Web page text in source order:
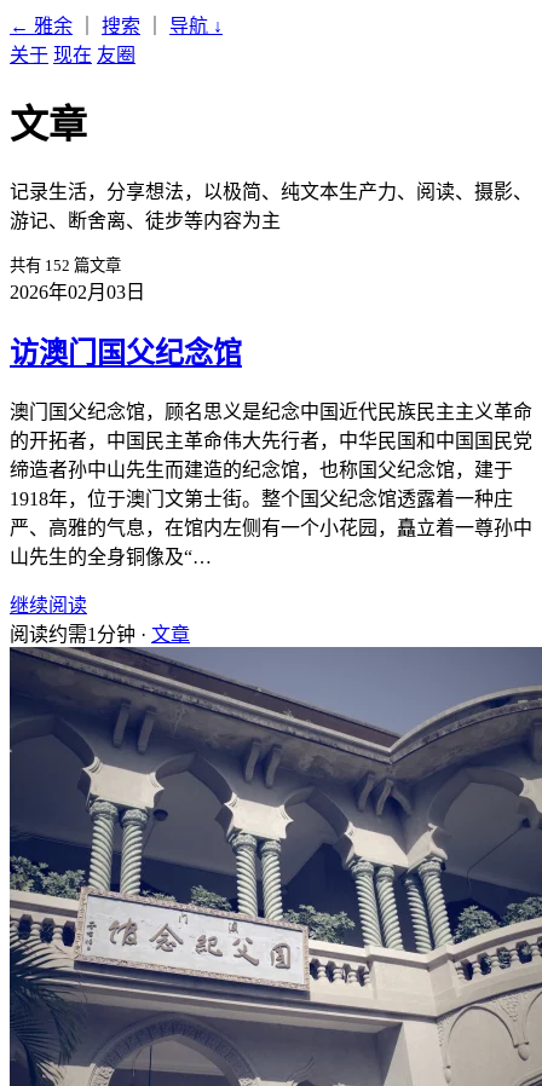
← 雅余 搜索 导航 ↓
关于 现在 友圈
文章
记录生活，分享想法，以极简、纯文本生产力、阅读、摄影、
游记、断舍离、徒步等内容为主
共有 152 篇文章
2026年02月03日
访澳门国父纪念馆
澳门国父纪念馆，顾名思义是纪念中国近代民族民主主义革命
的开拓者，中国民主革命伟大先行者，中华民国和中国国民党
缔造者孙中山先生而建造的纪念馆，也称国父纪念馆，建于
1918年，位于澳门文第士街。整个国父纪念馆透露着一种庄
严、高雅的气息，在馆内左侧有一个小花园，矗立着一尊孙中
山先生的全身铜像及“…
继续阅读
阅读约需1分钟 · 文章